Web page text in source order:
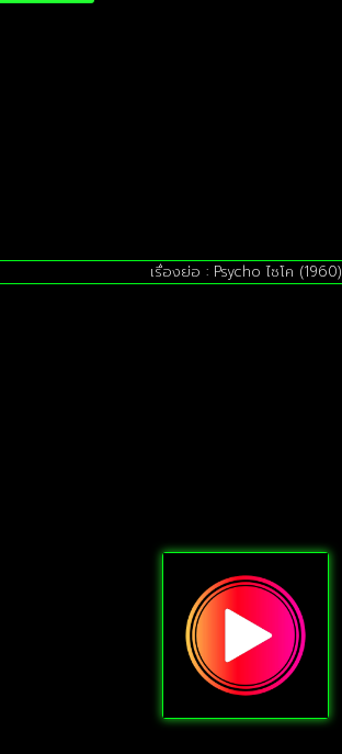
เรื่องย่อ : Psycho ไซโค (1960)